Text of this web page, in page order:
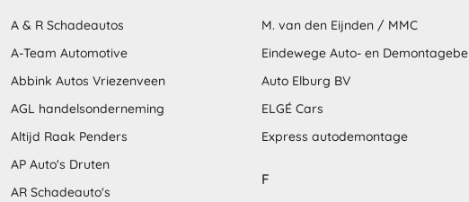
A & R Schadeautos
A-Team Automotive
Abbink Autos Vriezenveen
AGL handelsonderneming
Altijd Raak Penders
AP Auto's Druten
AR Schadeauto's
M. van den Eijnden / MMC
Eindewege Auto- en Demontagebe
Auto Elburg BV
ELGÉ Cars
Express autodemontage
F